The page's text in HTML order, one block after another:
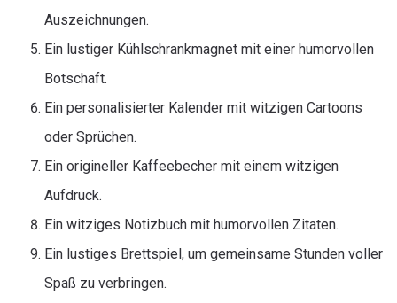
Auszeichnungen.
Ein lustiger Kühlschrankmagnet mit einer humorvollen
Botschaft.
Ein personalisierter Kalender mit witzigen Cartoons
oder Sprüchen.
Ein origineller Kaffeebecher mit einem witzigen
Aufdruck.
Ein witziges Notizbuch mit humorvollen Zitaten.
Ein lustiges Brettspiel, um gemeinsame Stunden voller
Spaß zu verbringen.